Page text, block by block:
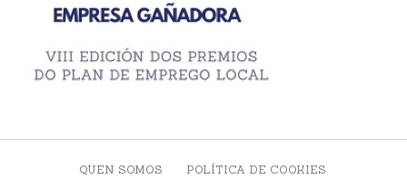
QUEN SOMOS
POLÍTICA DE COOKIES